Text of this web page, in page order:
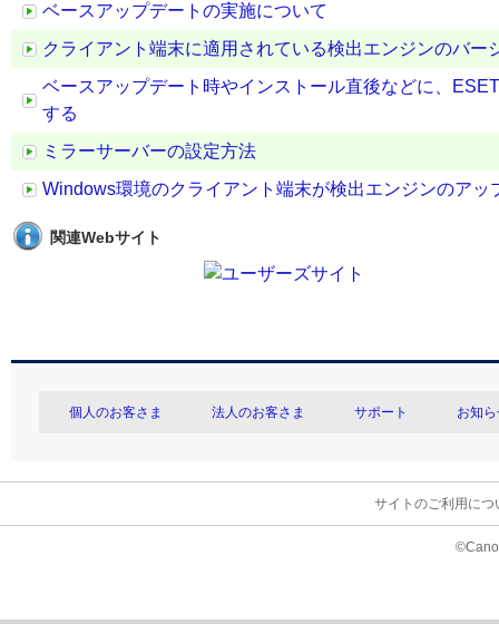
ベースアップデートの実施について
クライアント端末に適用されている検出エンジンのバ
ベースアップデート時やインストール直後などに、
する
ミラーサーバーの設定方法
Windows環境のクライアント端末が検出エンジンのアッ
関連Webサイト
個人のお客さま 法人のお客さま サポート お知
サイトのご利用につ